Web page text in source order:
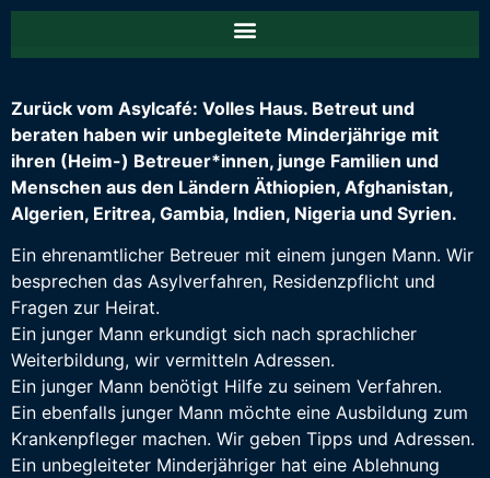
Zurück vom Asylcafé: Volles Haus. Betreut und
beraten haben wir unbegleitete Minderjährige mit
ihren (Heim-) Betreuer*innen, junge Familien und
Menschen aus den Ländern Äthiopien, Afghanistan,
Algerien, Eritrea, Gambia, Indien, Nigeria und Syrien.
Ein ehrenamtlicher Betreuer mit einem jungen Mann. Wir
besprechen das Asylverfahren, Residenzpflicht und
Fragen zur Heirat.
Ein junger Mann erkundigt sich nach sprachlicher
Weiterbildung, wir vermitteln Adressen.
Ein junger Mann benötigt Hilfe zu seinem Verfahren.
Ein ebenfalls junger Mann möchte eine Ausbildung zum
Krankenpfleger machen. Wir geben Tipps und Adressen.
Ein unbegleiteter Minderjähriger hat eine Ablehnung